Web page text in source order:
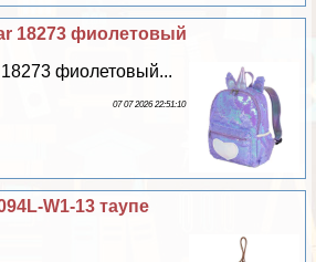
18273 фиолетовый
фиолетовый...
07 07 2026 22:51:10
W1-13 таупе